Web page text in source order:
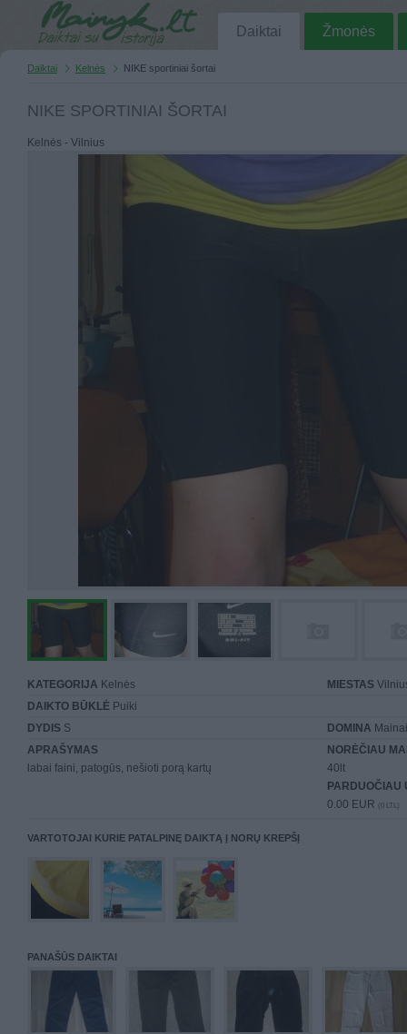
Daiktai Žmonės
Daiktai Kelnės NIKE sportiniai šortai
NIKE SPORTINIAI ŠORTAI
Kelnės - Vilnius
KATEGORIJA Kelnės MIESTAS
DAIKTO BŪKLĖ Puiki
DYDIS S DOMINA
APRAŠYMAS
labai faini, patogūs, nešioti porą kartų
NORĖČIAU
40lt
PARDUOČIAU
0.00 EUR (0 LTL)
VARTOTOJAI KURIE PATALPINĘ DAIKTĄ Į NORŲ KREPŠĮ
PANAŠŪS DAIKTAI